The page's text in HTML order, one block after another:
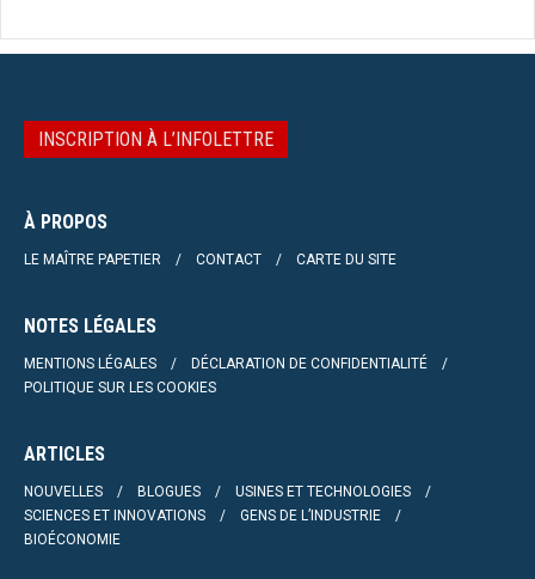
INSCRIPTION À L’INFOLETTRE
À PROPOS
LE MAÎTRE PAPETIER CONTACT CARTE DU SITE
NOTES LÉGALES
MENTIONS LÉGALES
DÉCLARATION DE CONFIDENTIALITÉ
POLITIQUE SUR LES COOKIES
ARTICLES
NOUVELLES BLOGUES
USINES ET TECHNOLOGIES
SCIENCES ET INNOVATIONS
GENS DE L’INDUSTRIE
BIOÉCONOMIE